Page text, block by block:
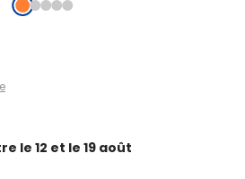
le 12 et le 19 août